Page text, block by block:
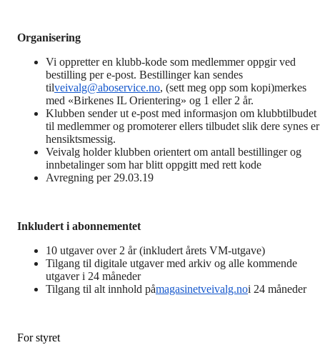
Organisering
Vi oppretter en klubb-kode som medlemmer oppgir ved
bestilling per e-post. Bestillinger kan sendes
tilveivalg@aboservice.no, (sett meg opp som kopi)merkes
med «Birkenes IL Orientering» og 1 eller 2 år.
Klubben sender ut e-post med informasjon om klubbtilbudet
til medlemmer og promoterer ellers tilbudet slik dere synes er
hensiktsmessig.
Veivalg holder klubben orientert om antall bestillinger og
innbetalinger som har blitt oppgitt med rett kode
Avregning per 29.03.19
Inkludert i abonnementet
10 utgaver over 2 år (inkludert årets VM-utgave)
Tilgang til digitale utgaver med arkiv og alle kommende
utgaver i 24 måneder
Tilgang til alt innhold påmagasinetveivalg.noi 24 måneder
For styret